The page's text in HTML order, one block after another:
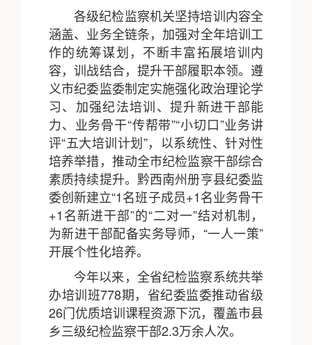
各级纪检监察机关坚持培训内容全
涵盖、业务全链条，加强对全年培训工
作的统筹谋划，不断丰富拓展培训内
容，训战结合，提升干部履职本领。遵
义市纪委监委制定实施强化政治理论学
习、加强纪法培训、提升新进干部能
力、业务骨干“传帮带”“小切口”业务讲
评“五大培训计划”，以系统性、针对性
培养举措，推动全市纪检监察干部综合
素质持续提升。黔西南州册亨县纪委监
委创新建立“1名班子成员+1名业务骨干
+1名新进干部”的“二对一”结对机制，
为新进干部配备实务导师，“一人一策”
开展个性化培养。
今年以来，全省纪检监察系统共举
办培训班778期，省纪委监委推动省级
26门优质培训课程资源下沉，覆盖市县
乡三级纪检监察干部2.3万余人次。